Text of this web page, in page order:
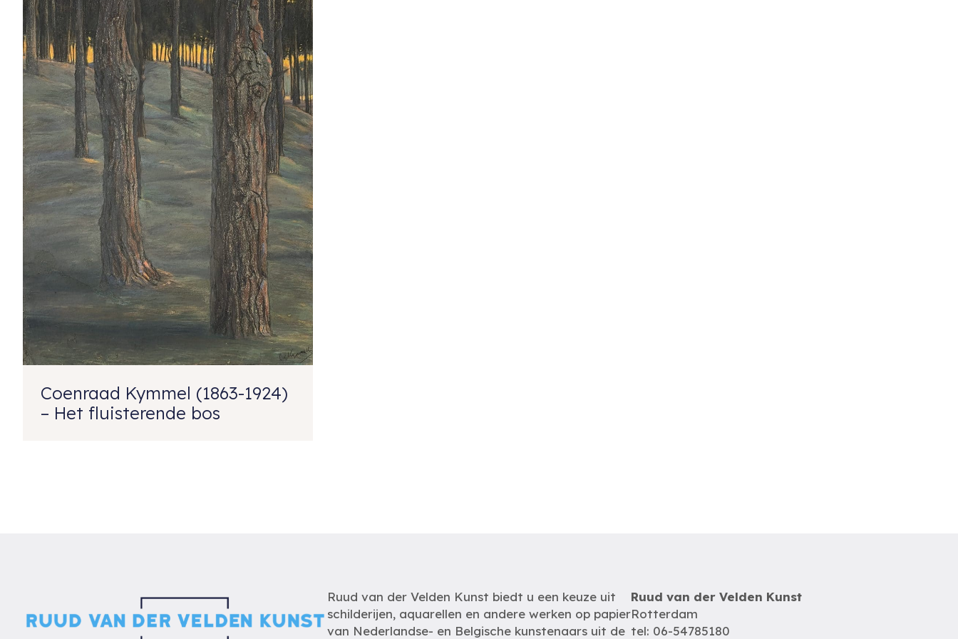
Coenraad Kymmel (1863-1924)
– Het fluisterende bos
Ruud van der Velden Kunst biedt u een keuze uit
schilderijen, aquarellen en andere werken op papier
van Nederlandse- en Belgische kunstenaars uit de
Ruud van der Velden Kunst
Rotterdam
tel: 06-54785180